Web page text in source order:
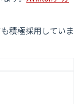
積極採用していま